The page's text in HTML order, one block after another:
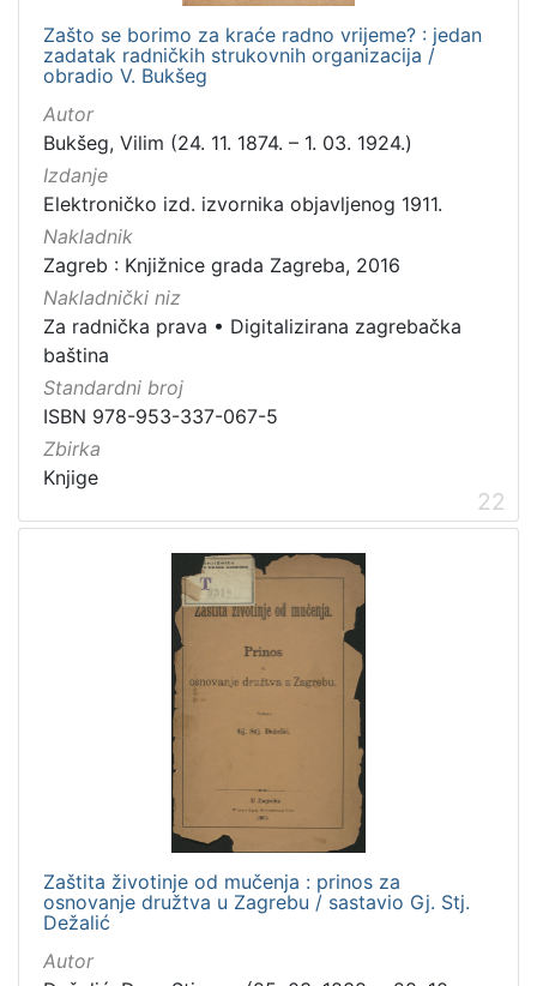
Zašto se borimo za kraće radno vrijeme? : jedan
zadatak radničkih strukovnih organizacija /
obradio V. Bukšeg
Autor
Bukšeg, Vilim (24. 11. 1874. – 1. 03. 1924.)
Izdanje
Elektroničko izd. izvornika objavljenog 1911.
Nakladnik
Zagreb : Knjižnice grada Zagreba, 2016
Nakladnički niz
Za radnička prava • Digitalizirana zagrebačka
baština
Standardni broj
ISBN 978-953-337-067-5
Zbirka
Knjige
22
Zaštita životinje od mučenja : prinos za
osnovanje družtva u Zagrebu / sastavio Gj. Stj.
Dežalić
Autor